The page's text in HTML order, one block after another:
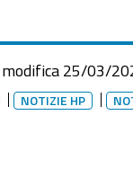
25/03/
NOTIZIE HP